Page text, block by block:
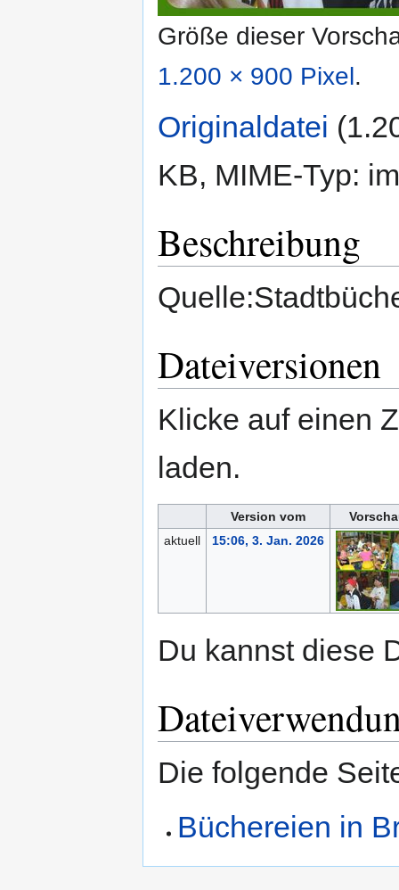
Größe dieser
1.200 × 900 Pixel.
Originaldatei
KB, MIME-Typ:
Beschreibung
Dateiversionen
Klicke auf einen
laden.
Version vom
aktuell
15:06, 3. Jan. 2026
Du kannst diese
Die folgende
Büchereien in